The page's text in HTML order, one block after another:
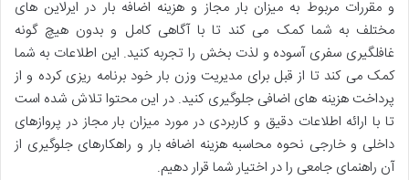
و مقررات مربوط به میزان بار مجاز و هزینه اضافه بار در ایرلاین های
مختلف به شما کمک می کند تا با آگاهی کامل و بدون هیچ گونه
غافلگیری سفری آسوده و لذت بخش را تجربه کنید. این اطلاعات به شما
کمک می کند تا از قبل برای مدیریت وزن بار خود برنامه ریزی کرده و از
پرداخت هزینه های اضافی جلوگیری کنید. در این محتوا تلاش شده است
تا با ارائه اطلاعات دقیق و کاربردی در مورد میزان بار مجاز در پروازهای
داخلی و خارجی نحوه محاسبه هزینه اضافه بار و راهکارهای جلوگیری از
آن راهنمای جامعی را در اختیار شما قرار دهیم.